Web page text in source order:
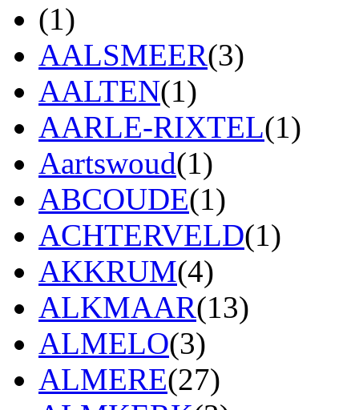
(1)
AALSMEER(3)
AALTEN(1)
AARLE-RIXTEL(1)
Aartswoud(1)
ABCOUDE(1)
ACHTERVELD(1)
AKKRUM(4)
ALKMAAR(13)
ALMELO(3)
ALMERE(27)